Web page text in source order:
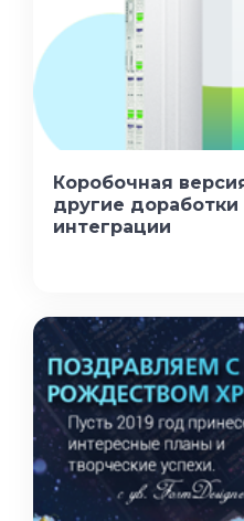
Коробочная
другие
интеграции